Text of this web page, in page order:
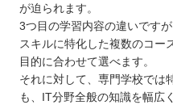
が迫られます。
3つ目の学習内容の違いです
スキルに特化した複数のコー
目的に合わせて選べます。
それに対して、専門学校では
も、IT分野全般の知識を幅広